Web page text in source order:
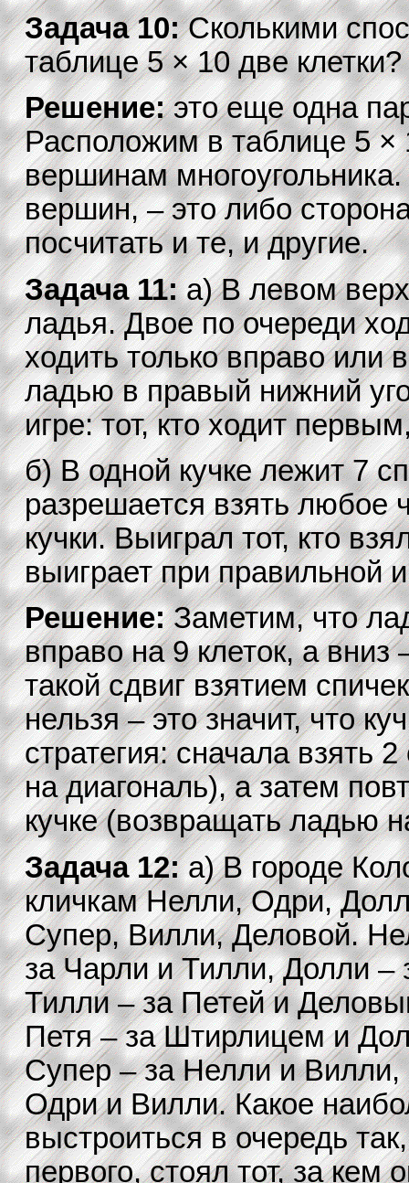
Задача 10:Сколькими
таблице 5 × 10 две клетки?
Решение:это еще одна
Расположим в таблице 5 ×
вершинам
вершин, – это либо
посчитать и те, и другие.
Задача 11:а) В левом
ладья. Двое по очереди
ходить только вправо или
ладью в правый нижний
игре: тот, кто ходит
б) В одной кучке лежит 7
разрешается взять любое
кучки. Выиграл тот, кто
выиграет при правильной
Решение:Заметим, что
вправо на 9 клеток, а
такой сдвиг взятием
нельзя – это значит, что
стратегия: сначала взять
на диагональ), а затем
кучке (возвращать ладью
Задача 12:а) В городе
кличкам Нелли, Одри,
Супер, Вилли, Деловой.
за Чарли и Тилли, Долли
Тилли – за Петей и
Петя – за Штирлицем и
Супер – за Нелли и
Одри и Вилли. Какое
выстроиться в очередь
первого, стоял тот, за кем